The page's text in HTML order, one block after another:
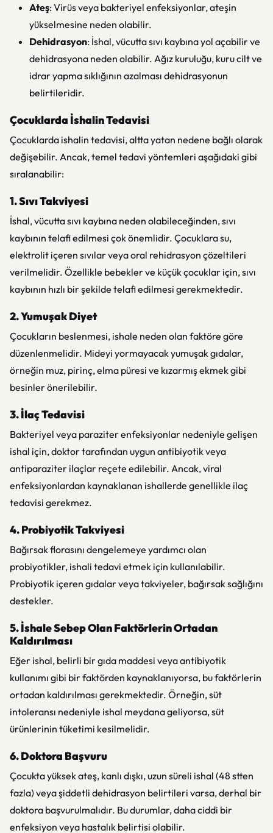
Ateş: Virüs veya bakteriyel enfeksiyonlar, ateşin
yükselmesine neden olabilir.
Dehidrasyon: İshal, vücutta sıvı kaybına yol açabilir ve
dehidrasyona neden olabilir. Ağız kuruluğu, kuru cilt ve
idrar yapma sıklığının azalması dehidrasyonun
belirtileridir.
Çocuklarda İshalin Tedavisi
Çocuklarda ishalin tedavisi, altta yatan nedene bağlı olarak
değişebilir. Ancak, temel tedavi yöntemleri aşağıdaki gibi
sıralanabilir:
1. Sıvı Takviyesi
İshal, vücutta sıvı kaybına neden olabileceğinden, sıvı
kaybının telafi edilmesi çok önemlidir. Çocuklara su,
elektrolit içeren sıvılar veya oral rehidrasyon çözeltileri
verilmelidir. Özellikle bebekler ve küçük çocuklar için, sıvı
kaybının hızlı bir şekilde telafi edilmesi gerekmektedir.
2. Yumuşak Diyet
Çocukların beslenmesi, ishale neden olan faktöre göre
düzenlenmelidir. Mideyi yormayacak yumuşak gıdalar,
örneğin muz, pirinç, elma püresi ve kızarmış ekmek gibi
besinler önerilebilir.
3. İlaç Tedavisi
Bakteriyel veya paraziter enfeksiyonlar nedeniyle gelişen
ishal için, doktor tarafından uygun antibiyotik veya
antiparaziter ilaçlar reçete edilebilir. Ancak, viral
enfeksiyonlardan kaynaklanan ishallerde genellikle ilaç
tedavisi gerekmez.
4. Probiyotik Takviyesi
Bağırsak florasını dengelemeye yardımcı olan
probiyotikler, ishali tedavi etmek için kullanılabilir.
Probiyotik içeren gıdalar veya takviyeler, bağırsak sağlığını
destekler.
5. İshale Sebep Olan Faktörlerin Ortadan
Kaldırılması
Eğer ishal, belirli bir gıda maddesi veya antibiyotik
kullanımı gibi bir faktörden kaynaklanıyorsa, bu faktörlerin
ortadan kaldırılması gerekmektedir. Örneğin, süt
intoleransı nedeniyle ishal meydana geliyorsa, süt
ürünlerinin tüketimi kesilmelidir.
6. Doktora Başvuru
Çocukta yüksek ateş, kanlı dışkı, uzun süreli ishal (48 stten
fazla) veya şiddetli dehidrasyon belirtileri varsa, derhal bir
doktora başvurulmalıdır. Bu durumlar, daha ciddi bir
enfeksiyon veya hastalık belirtisi olabilir.